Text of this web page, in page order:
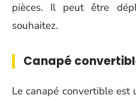
pièces. Il peut être
souhaitez.
Canapé
Le canapé convertible